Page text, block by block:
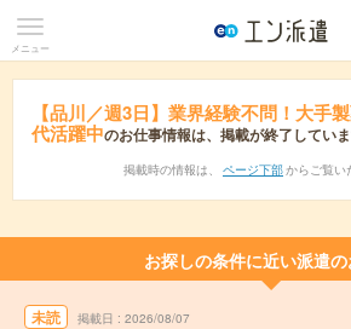
メニュー
【品川／週3日】業界経験不問！大手
代活躍中のお仕事情報は、掲載が終了してい
掲載時の情報は、 ページ下部 からご覧い
お探しの条件に近い派遣
未読 掲載日 2026/08/07